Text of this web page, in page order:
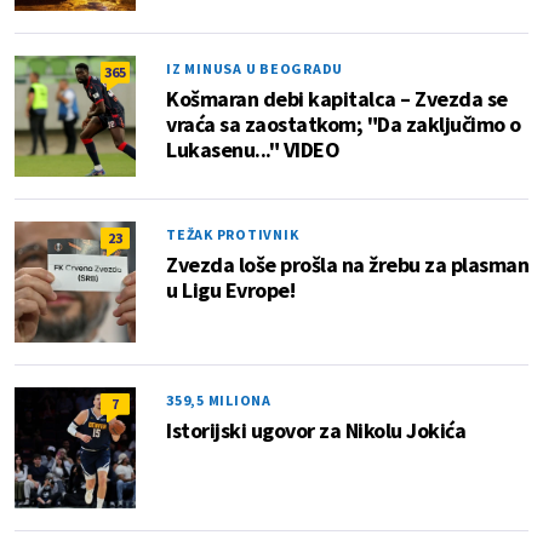
365 IZ MINUSA U BEOGRADU
Košmaran debi kapitalca – Zvezda se
vraća sa zaostatkom; "Da zaključimo o
Lukasenu..." VIDEO
23 TEŽAK PROTIVNIK
Zvezda loše prošla na žrebu za plasman
u Ligu Evrope!
7 359,5 MILIONA
Istorijski ugovor za Nikolu Jokića